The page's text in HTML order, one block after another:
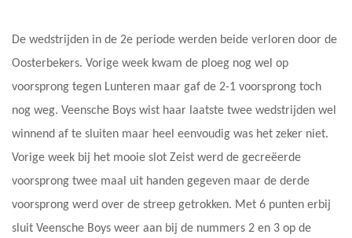
De wedstrijden in de 2e periode werden beide verloren door de
Oosterbekers. Vorige week kwam de ploeg nog wel op
voorsprong tegen Lunteren maar gaf de 2-1 voorsprong toch
nog weg. Veensche Boys wist haar laatste twee wedstrijden wel
winnend af te sluiten maar heel eenvoudig was het zeker niet.
Vorige week bij het mooie slot Zeist werd de gecreëerde
voorsprong twee maal uit handen gegeven maar de derde
voorsprong werd over de streep getrokken. Met 6 punten erbij
sluit Veensche Boys weer aan bij de nummers 2 en 3 op de